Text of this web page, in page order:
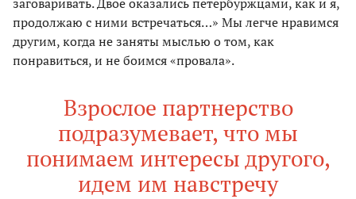
продолжаю с ними встречаться…» Мы легче нравимся
другим, когда не заняты мыслью о том, как
понравиться, и не боимся «провала».
Взрослое партнерство
подразумевает, что мы
понимаем интересы другого,
идем им навстречу